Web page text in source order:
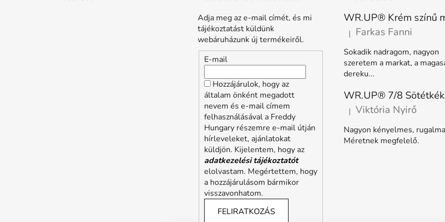
Adja meg az e-mail címét, és mi
tájékoztatást küldünk
webáruházunk új termékeiről.
E-mail
Hozzájárulok, hogy az
általam önként megadott
nevem és e-mail címem
felhasználásával a Freddy
Hungary részemre e-mail útján
hírleveleket, ajánlatokat
küldjön. Kijelentem, hogy az
adatkezelési tájékoztatót
elolvastam. Megértettem, hogy
a hozzájárulásom bármikor
visszavonhatom.
FELIRATKOZÁS
A termék értékelése 5-ből 5
| Farkas Fanni
Sokadik nadragom, nagyon
szeretem a markat, a
dereku...
A termék értékelése 5-ből 5
| Viktória Nyirő
Nagyon kényelmes,
Méretnek megfelelő.